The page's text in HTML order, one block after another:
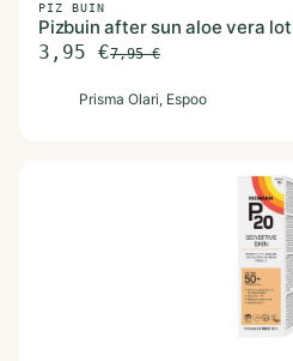
PIZ BUIN
Pizbuin after sun aloe vera
3,95 €7,95€
Prisma Olari, Espoo